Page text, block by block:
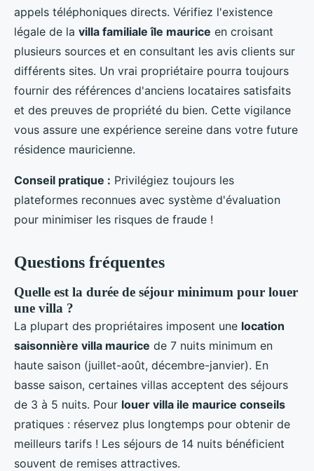
appels téléphoniques directs. Vérifiez l'existence
légale de la villa familiale île maurice en croisant
plusieurs sources et en consultant les avis clients sur
différents sites. Un vrai propriétaire pourra toujours
fournir des références d'anciens locataires satisfaits
et des preuves de propriété du bien. Cette vigilance
vous assure une expérience sereine dans votre future
résidence mauricienne.
Conseil pratique : Privilégiez toujours les
plateformes reconnues avec système d'évaluation
pour minimiser les risques de fraude !
Questions fréquentes
Quelle est la durée de séjour minimum pour louer
une villa ?
La plupart des propriétaires imposent une location
saisonnière villa maurice de 7 nuits minimum en
haute saison (juillet-août, décembre-janvier). En
basse saison, certaines villas acceptent des séjours
de 3 à 5 nuits. Pour louer villa ile maurice conseils
pratiques : réservez plus longtemps pour obtenir de
meilleurs tarifs ! Les séjours de 14 nuits bénéficient
souvent de remises attractives.